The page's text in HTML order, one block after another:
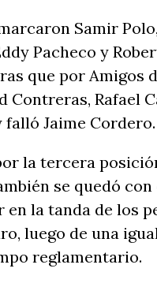
Samir
Pacheco y
que por Amigos
Contreras, Rafael
falló Jaime Cordero.
la tercera
se quedó con
en la tanda de los
luego de una
reglamentario.